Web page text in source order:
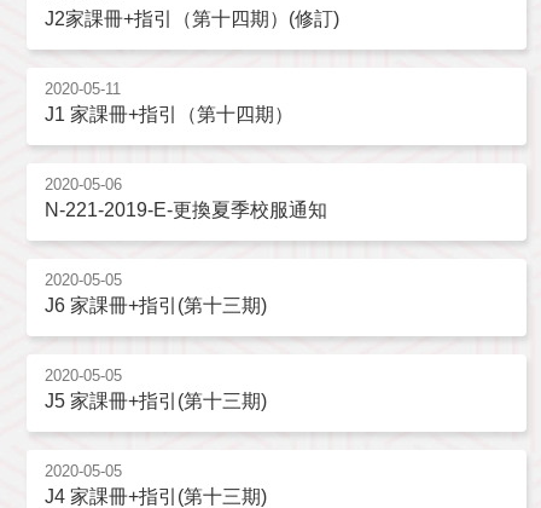
J2家課冊+指引（第十四期）(修訂)
2020-05-11
J1 家課冊+指引（第十四期）
2020-05-06
N-221-2019-E-更換夏季校服通知
2020-05-05
J6 家課冊+指引(第十三期)
2020-05-05
J5 家課冊+指引(第十三期)
2020-05-05
J4 家課冊+指引(第十三期)